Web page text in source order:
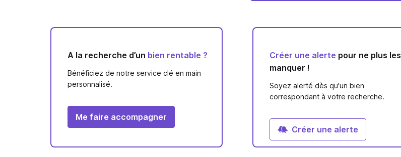
A la recherche d’un bien rentable ?
Bénéficiez de notre service clé en main
personnalisé.
Me faire accompagner
Créer une alerte pour ne plus les
manquer !
Soyez alerté dès qu'un bien
correspondant à votre recherche.
Créer une alerte